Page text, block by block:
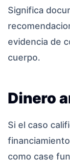
Significa
evidencia de
cuerpo.
Dinero
Si el caso
como case